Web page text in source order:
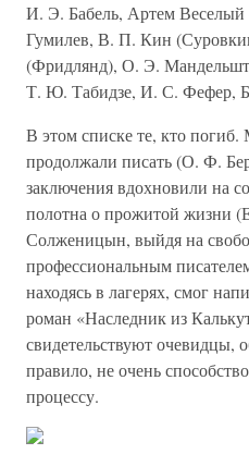
И. Э. Бабель, Артем
Гумилев, В. П. Кин
(Фридлянд), О. Э.
Т. Ю. Табидзе, И. С. Фефер,
В этом списке те, кто
продолжали писать (О. Ф.
заключения вдохновили на
полотна о прожитой жизни
Солженицын, выйдя на
профессиональным
находясь в лагерях, смог
роман «Наследник из
свидетельствуют очевидцы,
правило, не очень
процессу.